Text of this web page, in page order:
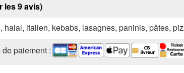
les 9 avis)
halal, italien, kebabs, lasagnes, paninis, pâtes,
de paiement :